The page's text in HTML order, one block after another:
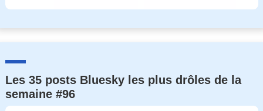
Les 35 posts Bluesky les plus drôles de la
semaine #96